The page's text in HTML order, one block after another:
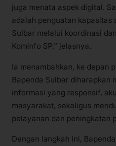
juga menata aspek digital.
adalah penguatan kapasitas
Sulbar melalui koordinasi
Kominfo SP,” jelasnya.
Ia menambahkan, ke depan
Bapenda Sulbar diharapkan
informasi yang responsif,
masyarakat, sekaligus
pelayanan dan peningkatan
Dengan langkah ini,